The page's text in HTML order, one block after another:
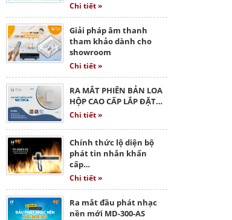
Chi tiết »
Giải pháp âm thanh
tham khảo dành cho
showroom
Chi tiết »
RA MẮT PHIÊN BẢN LOA
HỘP CAO CẤP LẮP ĐẶT…
Chi tiết »
Chính thức lộ diện bộ
phát tin nhắn khẩn
cấp…
Chi tiết »
Ra mắt đầu phát nhạc
nền mới MD-300-AS